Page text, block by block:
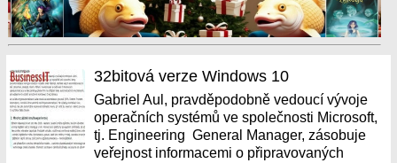
32bitová verze Windows 10
Gabriel Aul, pravděpodobně vedoucí vývoje
operačních systémů ve společnosti Microsoft,
tj. Engineering General Manager, zásobuje
veřejnost informacemi o připravovaných